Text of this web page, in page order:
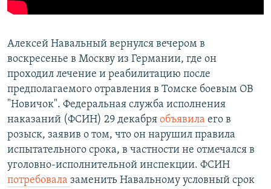
Алексей Навальный вернулся вечером в
воскресенье в Москву из Германии, где он
проходил лечение и реабилитацию после
предполагаемого отравления в Томске боевым ОВ
"Новичок". Федеральная служба исполнения
наказаний (ФСИН) 29 декабря объявила его в
розыск, заявив о том, что он нарушил правила
испытательного срока, в частности не отмечался в
уголовно-исполнительной инспекции. ФСИН
потребовала заменить Навальному условный срок